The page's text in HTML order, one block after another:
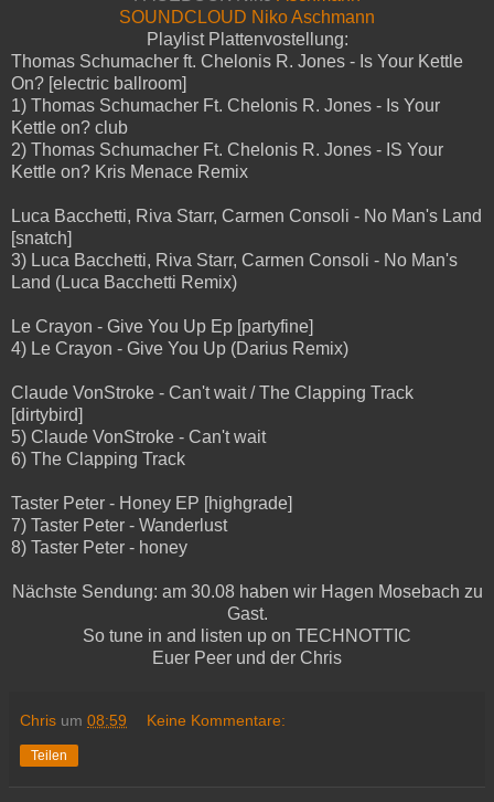
SOUNDCLOUD Niko Aschmann
Playlist Plattenvostellung:
Thomas Schumacher ft. Chelonis R. Jones - Is Your Kettle
On? [electric ballroom]
1) Thomas Schumacher Ft. Chelonis R. Jones - Is Your
Kettle on? club
2) Thomas Schumacher Ft. Chelonis R. Jones - IS Your
Kettle on? Kris Menace Remix
Luca Bacchetti, Riva Starr, Carmen Consoli - No Man's Land
[snatch]
3) Luca Bacchetti, Riva Starr, Carmen Consoli - No Man's
Land (Luca Bacchetti Remix)
Le Crayon - Give You Up Ep [partyfine]
4) Le Crayon - Give You Up (Darius Remix)
Claude VonStroke - Can't wait / The Clapping Track
[dirtybird]
5) Claude VonStroke - Can't wait
6) The Clapping Track
Taster Peter - Honey EP [highgrade]
7) Taster Peter - Wanderlust
8) Taster Peter - honey
Nächste Sendung: am 30.08 haben wir Hagen Mosebach zu
Gast.
So tune in and listen up on TECHNOTTIC
Euer Peer und der Chris
Chris um 08:59 Keine Kommentare:
Teilen